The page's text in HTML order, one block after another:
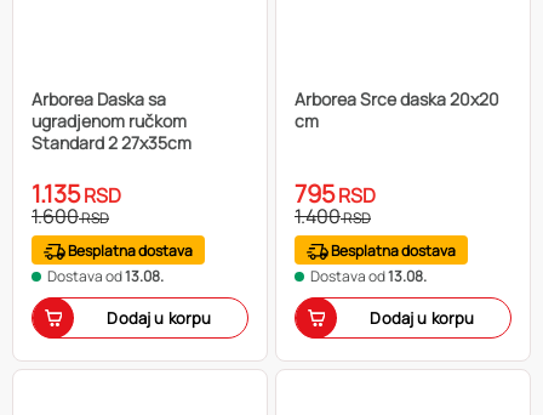
Arborea Daska sa
ugradjenom ručkom
Standard 2 27x35cm
1.135RSD
1.600RSD
Besplatna dostava
Dostava od13.08.
Dodaj u korpu
Arborea Srce daska 20x20
cm
795RSD
1.400RSD
Besplatna dostava
Dostava od13.08.
Dodaj u korpu